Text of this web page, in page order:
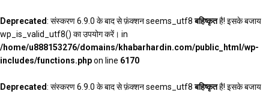
Deprecated: संस्करण 6.9.0 के बाद से फ़ंक्शन seems_utf8बहिष्कृतहै! इसके बजाय
wp_is_valid_utf8() का उपयोग करें। in
/home/u888153276/domains/khabarhardin.com/public_html/wp-
includes/functions.phpon line 6170
Deprecated: संस्करण 6.9.0 के बाद से फ़ंक्शन seems_utf8बहिष्कृतहै! इसके बजाय